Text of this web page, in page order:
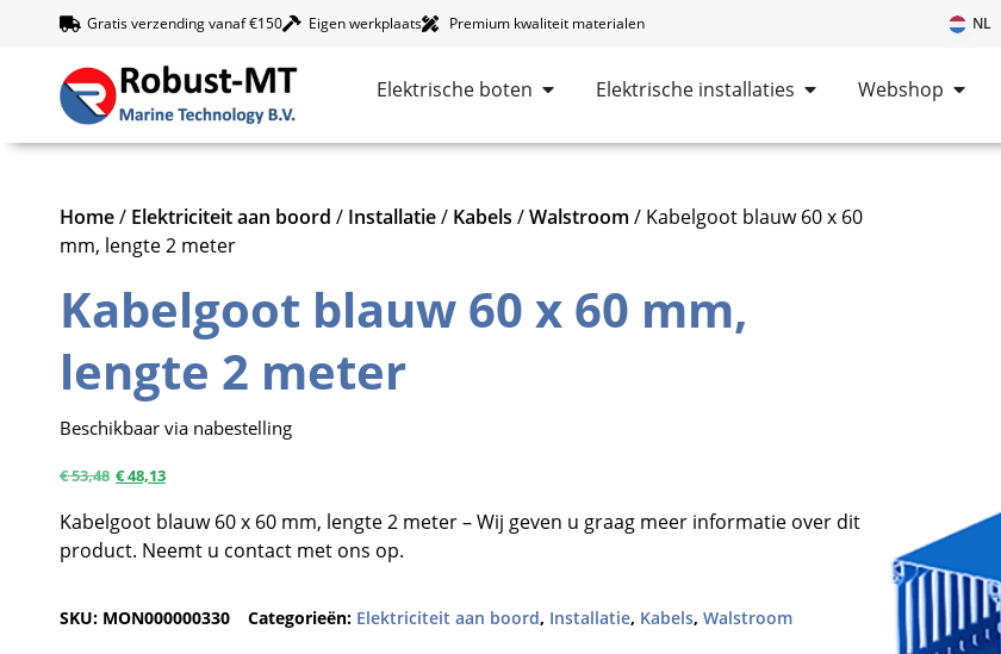
Gratis verzending vanaf €150 Eigen werkplaats Premium kwaliteit materialen NL
Elektrische boten Elektrische installaties Webshop
Home/ Elektriciteit aan boord / Installatie/ Kabels /Walstroom / Kabelgoot blauw 60 x 60
mm, lengte 2 meter
Kabelgoot blauw 60 x 60 mm,
lengte 2 meter
Beschikbaar via nabestelling
€53,48 €48,13
Kabelgoot blauw 60 x 60 mm, lengte 2 meter – Wij geven u graag meer informatie over dit
product. Neemt u contact met ons op.
SKU: MON000000330 Categorieën: Elektriciteit aan boord, Installatie, Kabels, Walstroom